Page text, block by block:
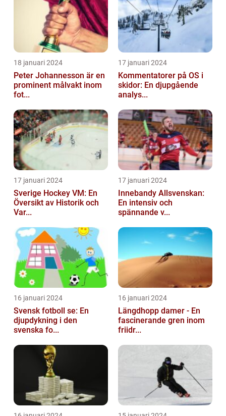
18 januari 2024
Peter Johannesson är en
prominent målvakt inom
fot...
17 januari 2024
Kommentatorer på OS i
skidor: En djupgående
analys...
17 januari 2024
Sverige Hockey VM: En
Översikt av Historik och
Var...
17 januari 2024
Innebandy Allsvenskan:
En intensiv och
spännande v...
16 januari 2024
Svensk fotboll se: En
djupdykning i den
svenska fo...
16 januari 2024
Längdhopp damer - En
fascinerande gren inom
friidr...